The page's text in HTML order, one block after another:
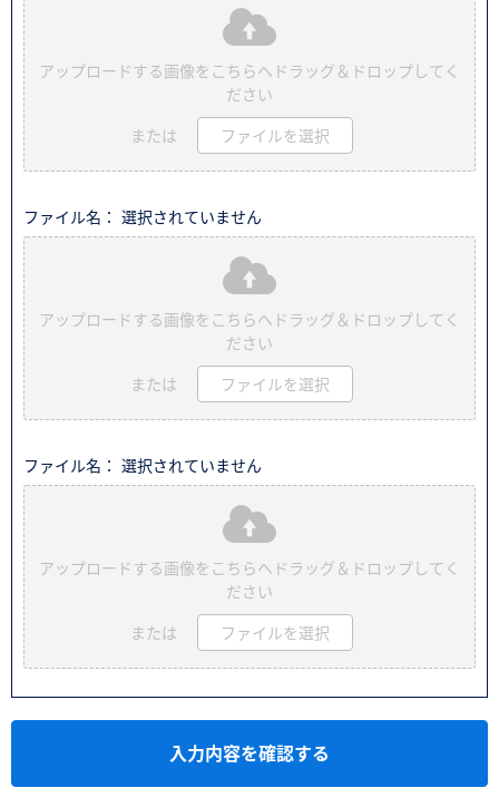
アップロードする画像をこちらへドラッグ＆ドロップしてく
ださい
または ファイルを選択
ファイル名： 選択されていません
アップロードする画像をこちらへドラッグ＆ドロップしてく
ださい
または ファイルを選択
ファイル名： 選択されていません
アップロードする画像をこちらへドラッグ＆ドロップしてく
ださい
または ファイルを選択
入力内容を確認する